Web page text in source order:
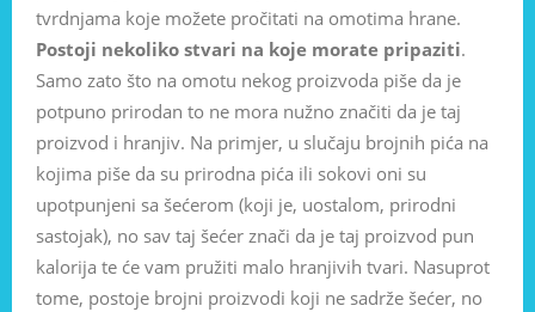
tvrdnjama koje možete pročitati na omotima hrane.
Postoji nekoliko stvari na koje morate pripaziti.
Samo zato što na omotu nekog proizvoda piše da je
potpuno prirodan to ne mora nužno značiti da je taj
proizvod i hranjiv. Na primjer, u slučaju brojnih pića na
kojima piše da su prirodna pića ili sokovi oni su
upotpunjeni sa šećerom (koji je, uostalom, prirodni
sastojak), no sav taj šećer znači da je taj proizvod pun
kalorija te će vam pružiti malo hranjivih tvari. Nasuprot
tome, postoje brojni proizvodi koji ne sadrže šećer, no